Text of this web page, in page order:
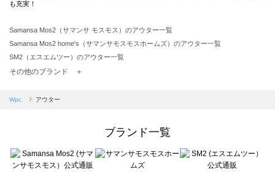
も充実！
Samansa Mos2（サマンサ モスモス）のアウター一覧
Samansa Mos2 home's（サマンサモスモスホームズ）のアウター一覧
SM2（エスエムツー）のアウター一覧
TSUHARU by Samansa Mos2（ツハルバイサマンサモスモス）のアウター一覧
Samansa Mos2 blue（サマンサモスモス ブルー）のアウター一覧
sō4ū（ソウフォーユー）のアウター一覧
Te chichi（テチチ）のアウター一覧
Te chichi CLASSIC（テチチ クラシック）のアウター一覧
その他のブランド ＋
Wpc. アウター
ブランド一覧